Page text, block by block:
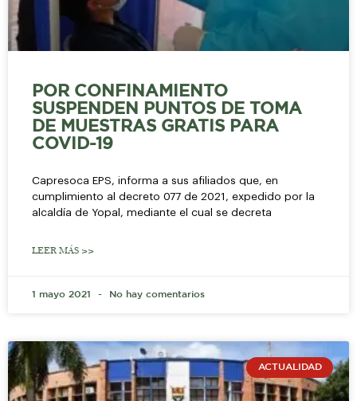
POR CONFINAMIENTO
SUSPENDEN PUNTOS DE TOMA
DE MUESTRAS GRATIS PARA
COVID-19
Capresoca EPS, informa a sus afiliados que, en
cumplimiento al decreto 077 de 2021, expedido por la
alcaldía de Yopal, mediante el cual se decreta
LEER MÁS >>
1 mayo 2021 No hay comentarios
ACTUALIDAD